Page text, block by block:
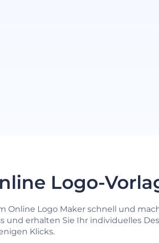
Logo-
Online Logo Maker schnell und
und erhalten Sie Ihr individuelles
Klicks.